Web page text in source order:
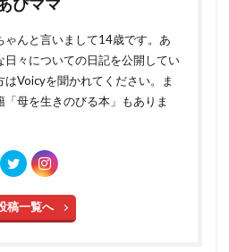
ぴママ
ゃんと言いまして14歳です。あ
日々についての日記を公開してい
はVoicyを聞かれてください。ま
「母を生きのびる本」もありま
稿一覧へ